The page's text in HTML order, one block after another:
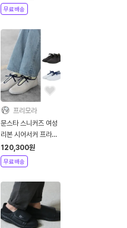
무료배송
프리모라
문스타 스니커즈 여성
리본 시어서커 프라임
S120,300원
무료배송